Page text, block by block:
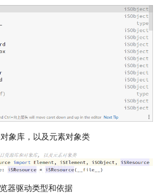
象库，以及元素对象类
器驱动类型和依据